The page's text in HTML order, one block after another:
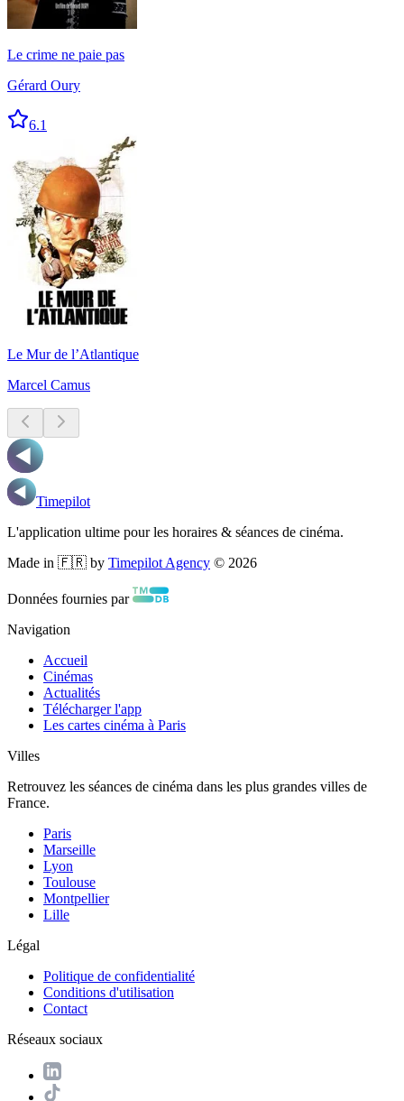
Le crime ne paie pas
Gérard Oury
6.1
Le Mur de l’Atlantique
Marcel Camus
Timepilot
L'application ultime pour les horaires & séances de cinéma.
Made in 🇫🇷 by Timepilot Agency © 2026
Données fournies par
Navigation
Accueil
Cinémas
Actualités
Télécharger l'app
Les cartes cinéma à Paris
Villes
Retrouvez les séances de cinéma dans les plus grandes villes de
France.
Paris
Marseille
Lyon
Toulouse
Montpellier
Lille
Légal
Politique de confidentialité
Conditions d'utilisation
Contact
Réseaux sociaux